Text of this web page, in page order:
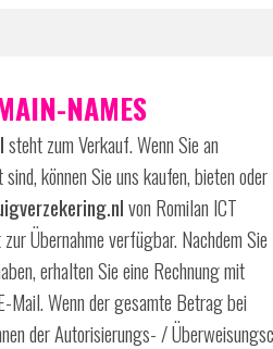
NAMES
steht zum Verkauf. Wenn Sie an
können Sie uns kaufen, bieten oder
von Romilan ICT
Übernahme verfügbar. Nachdem Sie
erhalten Sie eine Rechnung mit
Mail. Wenn der gesamte Betrag bei
der Autorisierungs- /